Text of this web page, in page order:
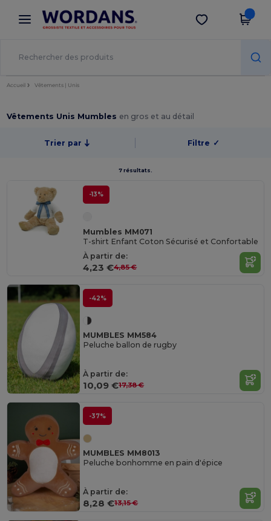
× Appli Wordans
Meilleurs prix sur l’app !
Obtenir l'appli
Accueil Vêtements | Unis
Vêtements Unis Mumbles en gros et au détail
Trier par Filtre ✓
7 résultats.
-13%
Mumbles MM071
T-shirt Enfant Coton Sécurisé et Confortable
À partir de:
4,23 €4,85 €
-42%
MUMBLES MM584
Peluche ballon de rugby
À partir de:
10,09 €17,38 €
-37%
MUMBLES MM8013
Peluche bonhomme en pain d'épice
À partir de:
8,28 €13,15 €